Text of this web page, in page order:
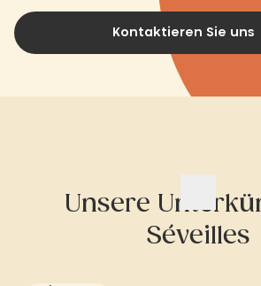
Kontaktieren Sie uns
Unsere
Séveilles